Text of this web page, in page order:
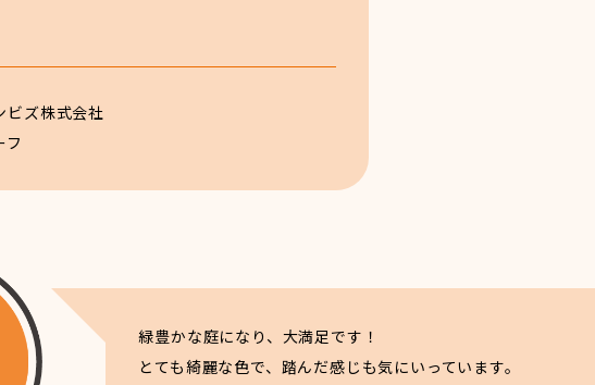
ビズ株式会社
フ
緑豊かな庭になり、大満足です！
とても綺麗な色で、踏んだ感じも気にいっています。